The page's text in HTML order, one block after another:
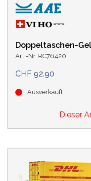
Doppeltaschen-
Art.-Nr. RC76420
CHF 92.90
Ausverkauft
Dieser